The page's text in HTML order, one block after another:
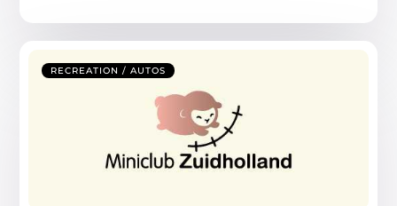
RECREATION / AUTOS